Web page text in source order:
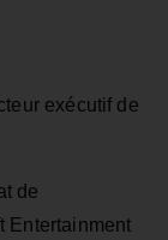
exécutif de
de
Entertainment